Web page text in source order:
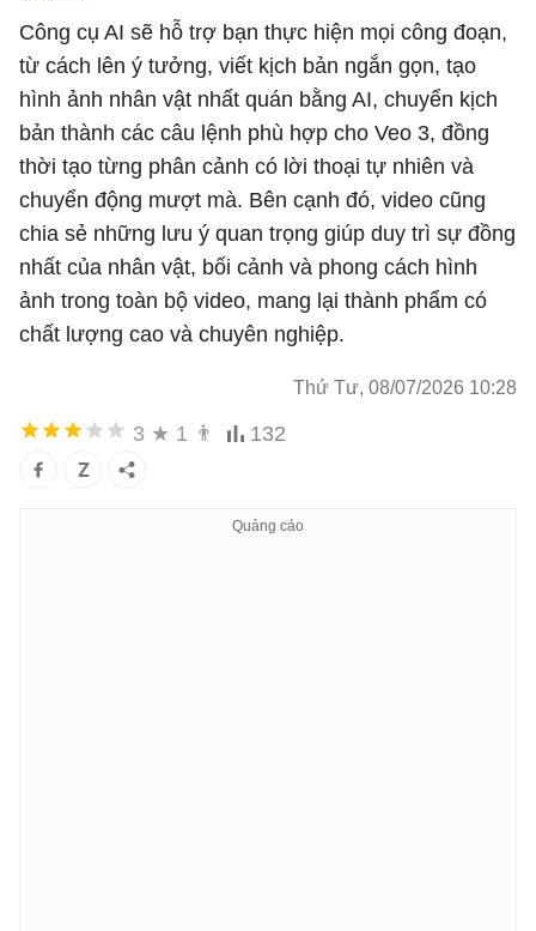
Công cụ AI sẽ hỗ trợ bạn thực hiện mọi công đoạn,
từ cách lên ý tưởng, viết kịch bản ngắn gọn, tạo
hình ảnh nhân vật nhất quán bằng AI, chuyển kịch
bản thành các câu lệnh phù hợp cho Veo 3, đồng
thời tạo từng phân cảnh có lời thoại tự nhiên và
chuyển động mượt mà. Bên cạnh đó, video cũng
chia sẻ những lưu ý quan trọng giúp duy trì sự đồng
nhất của nhân vật, bối cảnh và phong cách hình
ảnh trong toàn bộ video, mang lại thành phẩm có
chất lượng cao và chuyên nghiệp.
Thứ Tư, 08/07/2026 10:28
3 ★ 1 👨 132